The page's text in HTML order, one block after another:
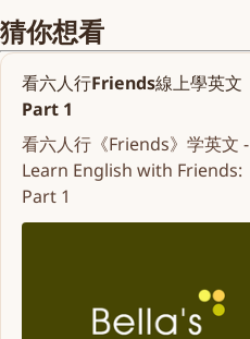
猜你想看
看六人行Friends線上學英文
Part 1
看六人行《Friends》学英文 -
Learn English with Friends:
Part 1